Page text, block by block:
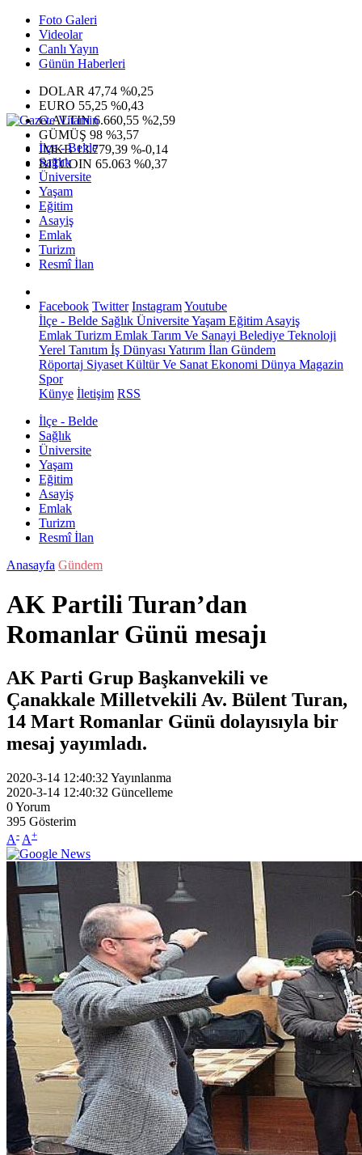
Foto Galeri
Videolar
Canlı Yayın
Günün Haberleri
DOLAR 47,74 %0,25
EURO 55,25 %0,43
G.ALTIN6.660,55 %2,59
GÜMÜŞ 98 %3,57
IMKB13.779,39 %-0,14
BITCOIN 65.063 %0,37
İlçe - Belde
Sağlık
Üniversite
Yaşam
Eğitim
Asayiş
Emlak
Turizm
Resmî İlan
Facebook Twitter InstagramYoutube
İlçe - Belde Sağlık ÜniversiteYaşam Eğitim Asayiş
Emlak Turizm Emlak Tarım Ve Sanayi Belediye Teknoloji
Yerel Tanıtım İş Dünyası Yatırım İlan Gündem
Röportaj Siyaset Kültür Ve Sanat Ekonomi Dünya Magazin
Spor
Künye İletişim RSS
İlçe - Belde
Sağlık
Üniversite
Yaşam
Eğitim
Asayiş
Emlak
Turizm
Resmî İlan
Anasayfa Gündem
AK Partili Turan’dan
Romanlar Günü mesajı
AK Parti Grup Başkanvekili ve
Çanakkale Milletvekili Av. Bülent Turan,
14 Mart Romanlar Günü dolayısıyla bir
mesaj yayımladı.
2020-3-14 12:40:32 Yayınlanma
2020-3-14 12:40:32 Güncelleme
0Yorum
395 Gösterim
A- A+